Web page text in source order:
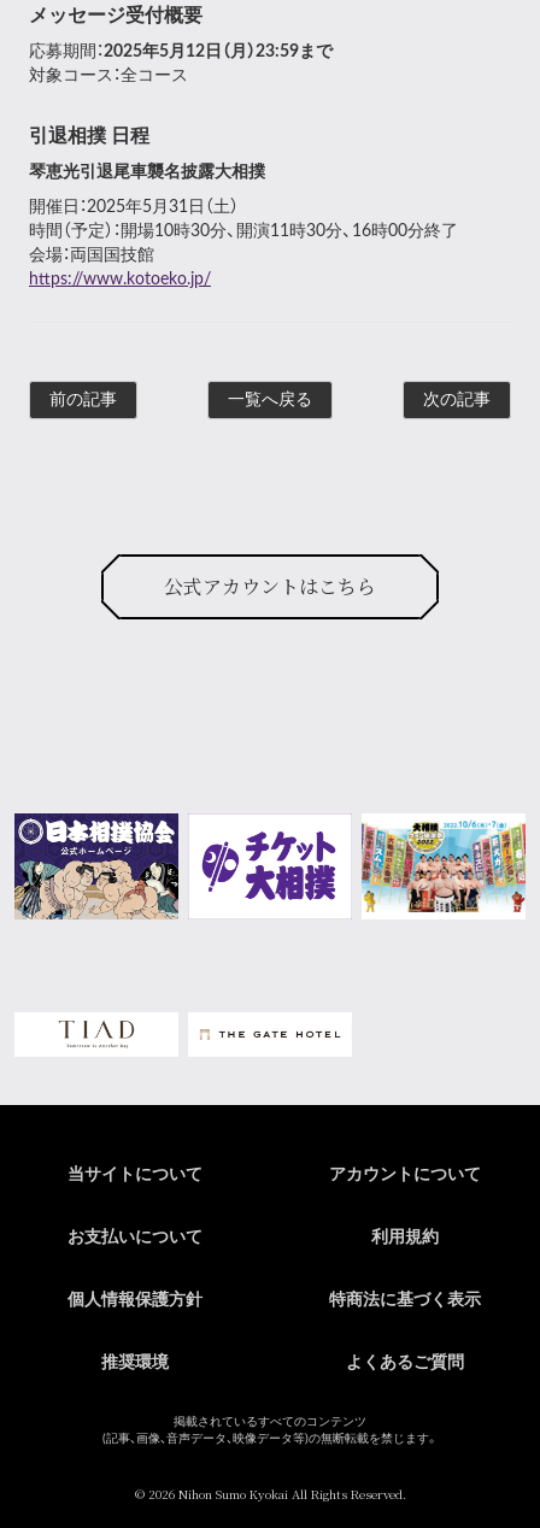
メッセージ受付概要
応募期間：2025年5月12日（月）23:59まで
対象コース：全コース
引退相撲 日程
琴恵光引退尾車襲名披露大相撲
開催日：2025年5月31日（土）
時間（予定）：開場10時30分、開演11時30分、16時00分終了
会場：両国国技館
https://www.kotoeko.jp/
次の記事
一覧へ戻る
前の記事
公式アカウントはこちら
当サイトについて アカウントについて
お支払いについて 利用規約
個人情報保護方針 特商法に基づく表示
推奨環境 よくあるご質問
掲載されているすべてのコンテンツ
(記事、画像、音声データ、映像データ等)の無断転載を禁じます。
© 2026 Nihon Sumo Kyokai All Rights Reserved.